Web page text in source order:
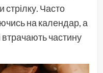
стрілку. Часто
на календар, а
втрачають частину